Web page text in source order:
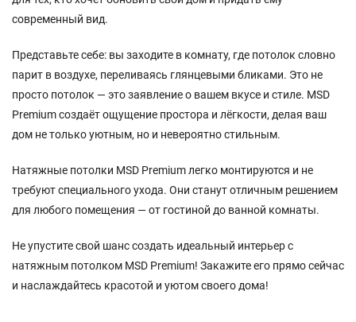
современный вид.
Представьте себе: вы заходите в комнату, где потолок словно
парит в воздухе, переливаясь глянцевыми бликами. Это не
просто потолок — это заявление о вашем вкусе и стиле. MSD
Premium создаёт ощущение простора и лёгкости, делая ваш
дом не только уютным, но и невероятно стильным.
Натяжные потолки MSD Premium легко монтируются и не
требуют специального ухода. Они станут отличным решением
для любого помещения — от гостиной до ванной комнаты.
Не упустите свой шанс создать идеальный интерьер с
натяжным потолком MSD Premium! Закажите его прямо сейчас
и наслаждайтесь красотой и уютом своего дома!